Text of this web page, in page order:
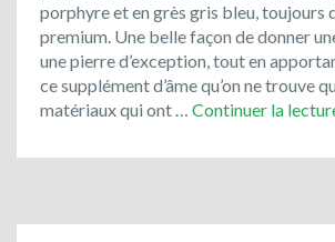
porphyre et en grès gris bleu, toujours
premium. Une belle façon de donner
une pierre d’exception, tout en
ce supplément d’âme qu’on ne trouve
matériaux qui ont … Continuer la